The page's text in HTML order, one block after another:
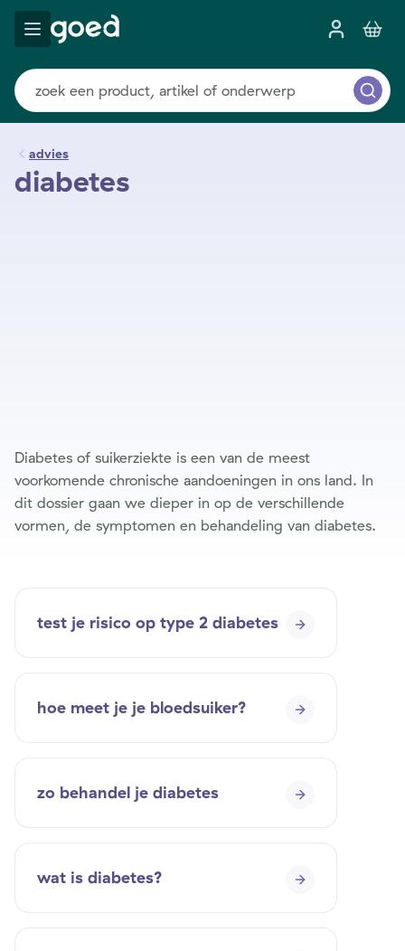
advies
diabetes
Diabetes of suikerziekte is een van de meest
voorkomende chronische aandoeningen in ons land. In
dit dossier gaan we dieper in op de verschillende
vormen, de symptomen en behandeling van diabetes.
lezen
test je risico op type 2 diabetes
hoe meet je je bloedsuiker?
zo behandel je diabetes
wat is diabetes?